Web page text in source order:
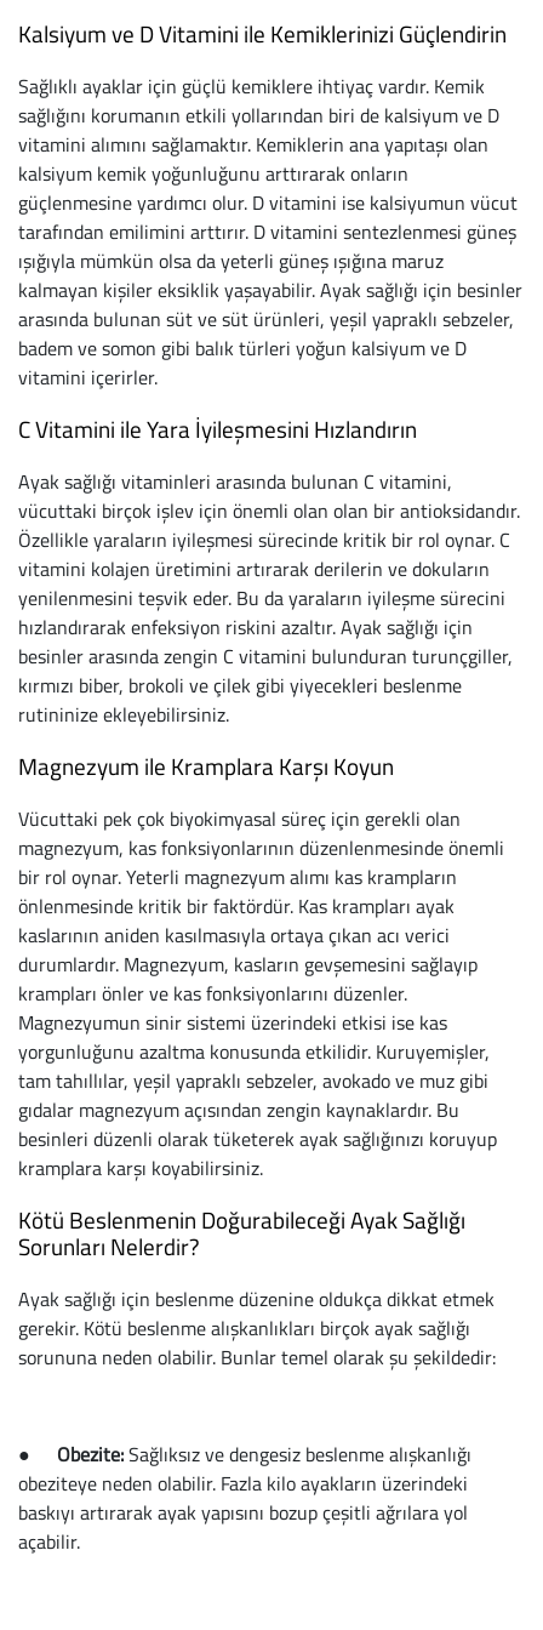
Anatomik
Natura
Handmade
Home
Anatomik Terlik
Konfor & Teknoloji
Yumuşak Taban
Easy 2 Go (Kolay
Büyük Beden
Panduf
Terlik
Sandalet
Tabanlık
Markalar
Buckhead
Cienta
Clarks
Crocs
Igor
Mini Melissa
SuperFit
Kifidis
Kids
SoftStep
Süt Pompası
Maske
Siperlik
Ortopedik
Ayak Atelleri
Baldırlık
Boyunluklar
Dirseklik
Dizlikler
El ve El Bilek
Fıtık Bağları
Korseler
Omuz Destekleri
Parmak Atelleri
Rom Walker &
Metal Ortopedi
Baston
Kanadyen
Koltuk Altı
Walker (Yürüteç)
SuperFit
Thuasne
Valleverde
Kifidis Tüm
Kifidis Anatomik
Kifidis Handmade
Kifidis Kids
Kifidis Natura
Kifidis Softstep
Kifidis Anatomik
Kifidis Aqua
Kalsiyum ve D Vitamini ile Kemiklerinizi Güçlendirin
Sağlıklı ayaklar için güçlü kemiklere ihtiyaç vardır. Kemik
sağlığını korumanın etkili yollarından biri de kalsiyum ve D
vitamini alımını sağlamaktır. Kemiklerin ana yapıtaşı olan
kalsiyum kemik yoğunluğunu arttırarak onların
güçlenmesine yardımcı olur. D vitamini ise kalsiyumun vücut
tarafından emilimini arttırır. D vitamini sentezlenmesi güneş
ışığıyla mümkün olsa da yeterli güneş ışığına maruz
kalmayan kişiler eksiklik yaşayabilir. Ayak sağlığı için besinler
arasında bulunan süt ve süt ürünleri, yeşil yapraklı sebzeler,
badem ve somon gibi balık türleri yoğun kalsiyum ve D
vitamini içerirler.
C Vitamini ile Yara İyileşmesini Hızlandırın
Ayak sağlığı vitaminleri arasında bulunan C vitamini,
vücuttaki birçok işlev için önemli olan olan bir antioksidandır.
Özellikle yaraların iyileşmesi sürecinde kritik bir rol oynar. C
vitamini kolajen üretimini artırarak derilerin ve dokuların
yenilenmesini teşvik eder. Bu da yaraların iyileşme sürecini
hızlandırarak enfeksiyon riskini azaltır. Ayak sağlığı için
besinler arasında zengin C vitamini bulunduran turunçgiller,
kırmızı biber, brokoli ve çilek gibi yiyecekleri beslenme
rutininize ekleyebilirsiniz.
Magnezyum ile Kramplara Karşı Koyun
Vücuttaki pek çok biyokimyasal süreç için gerekli olan
magnezyum, kas fonksiyonlarının düzenlenmesinde önemli
bir rol oynar. Yeterli magnezyum alımı kas krampların
önlenmesinde kritik bir faktördür. Kas krampları ayak
kaslarının aniden kasılmasıyla ortaya çıkan acı verici
durumlardır. Magnezyum, kasların gevşemesini sağlayıp
krampları önler ve kas fonksiyonlarını düzenler.
Magnezyumun sinir sistemi üzerindeki etkisi ise kas
yorgunluğunu azaltma konusunda etkilidir. Kuruyemişler,
tam tahıllılar, yeşil yapraklı sebzeler, avokado ve muz gibi
gıdalar magnezyum açısından zengin kaynaklardır. Bu
besinleri düzenli olarak tüketerek ayak sağlığınızı koruyup
kramplara karşı koyabilirsiniz.
Kötü Beslenmenin Doğurabileceği Ayak Sağlığı
Sorunları Nelerdir?
Ayak sağlığı için beslenme düzenine oldukça dikkat etmek
gerekir. Kötü beslenme alışkanlıkları birçok ayak sağlığı
sorununa neden olabilir. Bunlar temel olarak şu şekildedir:
● Obezite:Sağlıksız ve dengesiz beslenme alışkanlığı
obeziteye neden olabilir. Fazla kilo ayakların üzerindeki
baskıyı artırarak ayak yapısını bozup çeşitli ağrılara yol
açabilir.